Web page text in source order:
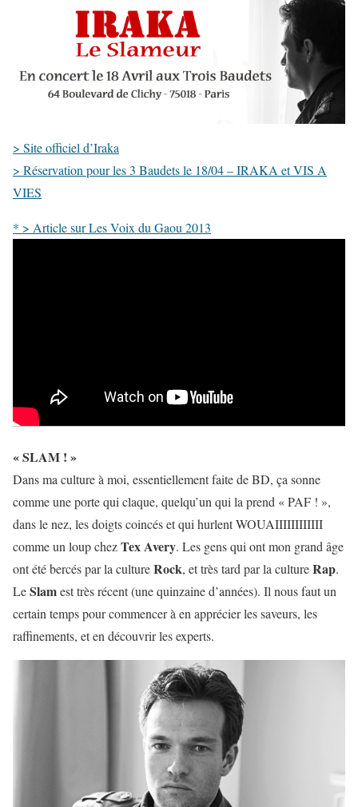
> Site officiel d’Iraka
> Réservation pour les 3 Baudets le 18/04 – IRAKA et VIS A
VIES
* > Article sur Les Voix du Gaou 2013
« SLAM ! »
Dans ma culture à moi, essentiellement faite de BD, ça sonne
comme une porte qui claque, quelqu’un qui la prend « PAF ! »,
dans le nez, les doigts coincés et qui hurlent WOUAIIIIIIIIIIII
comme un loup chezTex Avery. Les gens qui ont mon grand âge
ont été bercés par la cultureRock, et très tard par la cultureRap.
LeSlamest très récent (une quinzaine d’années). Il nous faut un
certain temps pour commencer à en apprécier les saveurs, les
raffinements, et en découvrir les experts.